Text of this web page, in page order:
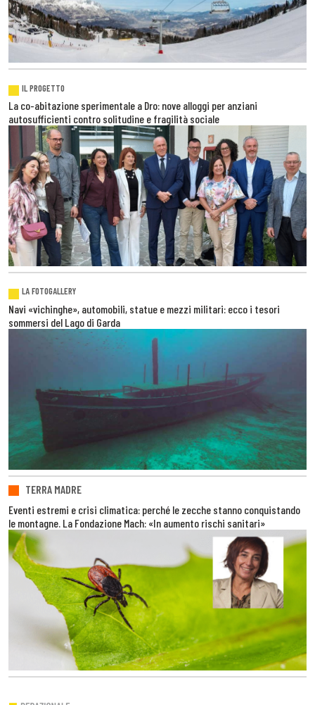
IL PROGETTO
La co-abitazione sperimentale a Dro: nove alloggi per anziani
autosufficienti contro solitudine e fragilità sociale
LA FOTOGALLERY
Navi «vichinghe», automobili, statue e mezzi militari: ecco i tesori
sommersi del Lago di Garda
TERRA MADRE
Eventi estremi e crisi climatica: perché le zecche stanno conquistando
le montagne. La Fondazione Mach: «In aumento rischi sanitari»